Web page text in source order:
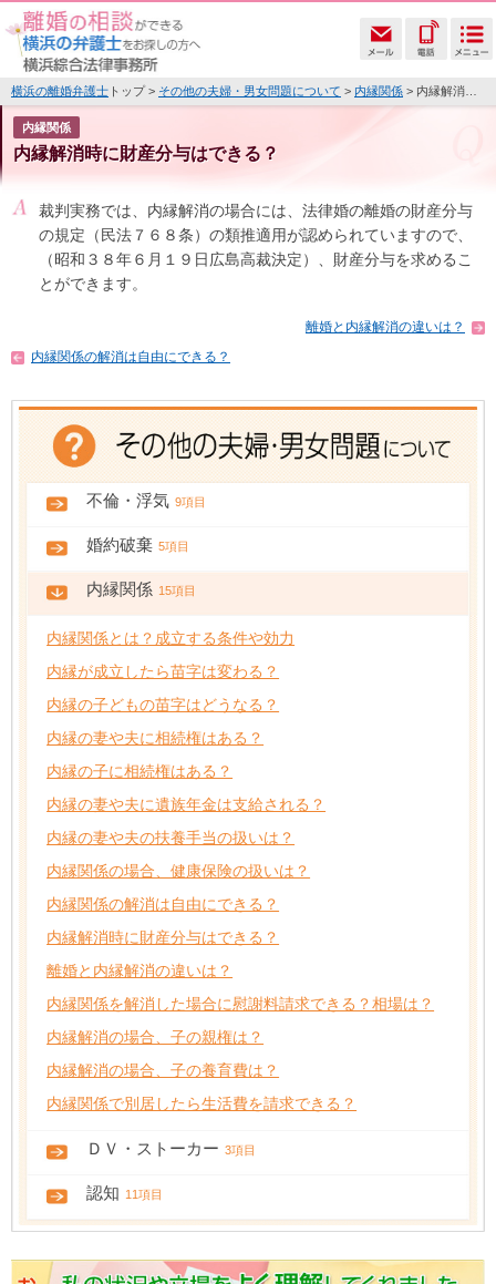
横浜の離婚弁護士 トップ > その他の夫婦・男女問題について > 内縁関係 > 内縁解消時に財産分与はできる？
内縁関係
内縁解消時に財産分与はできる？
裁判実務では、内縁解消の場合には、法律婚の離婚の財産分与
の規定（民法７６８条）の類推適用が認められていますので、
（昭和３８年６月１９日広島高裁決定）、財産分与を求めるこ
とができます。
離婚と内縁解消の違いは？
内縁関係の解消は自由にできる？
不倫・浮気 9項目
婚約破棄 5項目
内縁関係 15項目
内縁関係とは？成立する条件や効力
内縁が成立したら苗字は変わる？
内縁の子どもの苗字はどうなる？
内縁の妻や夫に相続権はある？
内縁の子に相続権はある？
内縁の妻や夫に遺族年金は支給される？
内縁の妻や夫の扶養手当の扱いは？
内縁関係の場合、健康保険の扱いは？
内縁関係の解消は自由にできる？
内縁解消時に財産分与はできる？
離婚と内縁解消の違いは？
内縁関係を解消した場合に慰謝料請求できる？相場は？
内縁解消の場合、子の親権は？
内縁解消の場合、子の養育費は？
内縁関係で別居したら生活費を請求できる？
ＤＶ・ストーカー 3項目
認知 11項目